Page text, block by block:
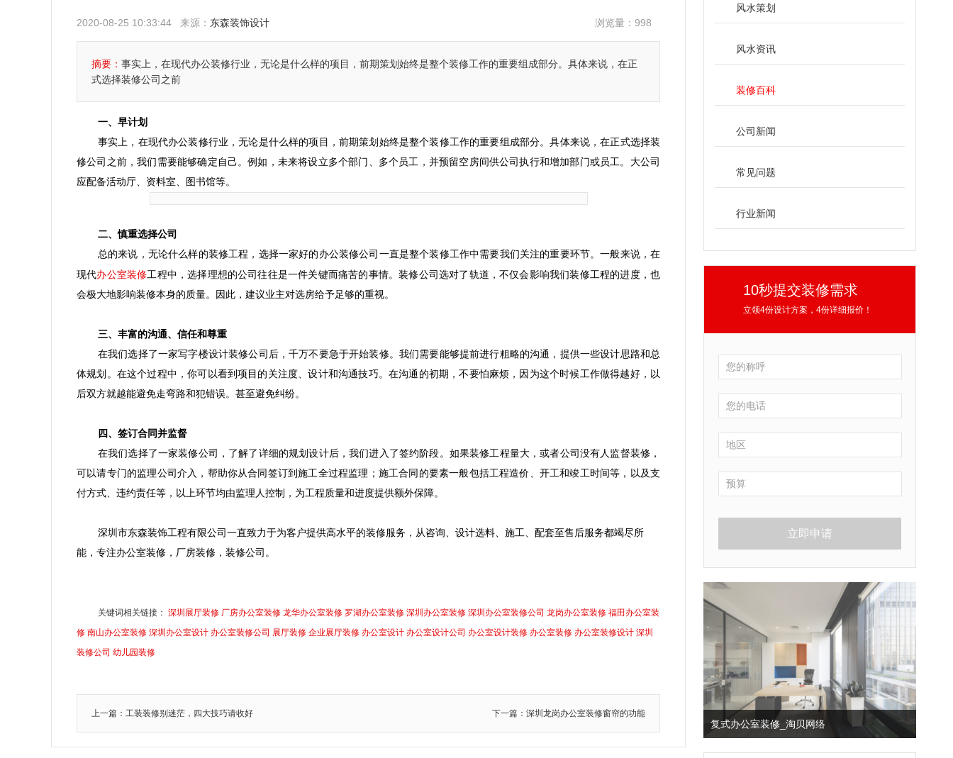
2020-08-25 10:33:44 来源： 东森装饰设计 浏览量： 998
摘要： 事实上，在现代办公装修行业，无论是什么样的项目，前期策划始终是整个装修工作的重要组成部分。具体来说，在正
式选择装修公司之前
一、早计划
事实上，在现代办公装修行业，无论是什么样的项目，前期策划始终是整个装修工作的重要组成部分。具体来说，在正式选择装
修公司之前，我们需要能够确定自己。例如，未来将设立多个部门、多个员工，并预留空房间供公司执行和增加部门或员工。大公司
应配备活动厅、资料室、图书馆等。
二、慎重选择公司
总的来说，无论什么样的装修工程，选择一家好的办公装修公司一直是整个装修工作中需要我们关注的重要环节。一般来说，在
现代办公室装修工程中，选择理想的公司往往是一件关键而痛苦的事情。装修公司选对了轨道，不仅会影响我们装修工程的进度，也
会极大地影响装修本身的质量。因此，建议业主对选房给予足够的重视。
三、丰富的沟通、信任和尊重
在我们选择了一家写字楼设计装修公司后，千万不要急于开始装修。我们需要能够提前进行粗略的沟通，提供一些设计思路和总
体规划。在这个过程中，你可以看到项目的关注度、设计和沟通技巧。在沟通的初期，不要怕麻烦，因为这个时候工作做得越好，以
后双方就越能避免走弯路和犯错误。甚至避免纠纷。
四、签订合同并监督
在我们选择了一家装修公司，了解了详细的规划设计后，我们进入了签约阶段。如果装修工程量大，或者公司没有人监督装修，
可以请专门的监理公司介入，帮助你从合同签订到施工全过程监理；施工合同的要素一般包括工程造价、开工和竣工时间等，以及支
付方式、违约责任等，以上环节均由监理人控制，为工程质量和进度提供额外保障。
深圳市东森装饰工程有限公司一直致力于为客户提供高水平的装修服务，从咨询、设计选料、施工、配套至售后服务都竭尽所
能，专注办公室装修，厂房装修，装修公司。
关键词相关链接： 深圳展厅装修 厂房办公室装修 龙华办公室装修 罗湖办公室装修 深圳办公室装修 深圳办公室装修公司 龙岗办公室装修 福田办公室装
修 南山办公室装修 深圳办公室设计 办公室装修公司 展厅装修 企业展厅装修 办公室设计 办公室设计公司 办公室设计装修 办公室装修 办公室装修设计 深圳
装修公司 幼儿园装修
上一篇：工装装修别迷茫，四大技巧请收好 下一篇：深圳龙岗办公室装修窗帘的功能
风水策划
风水资讯
装修百科
公司新闻
常见问题
行业新闻
10秒提交装修需求
立领4份设计方案，4份详细报价！
立即申请
复式办公室装修_淘贝网络